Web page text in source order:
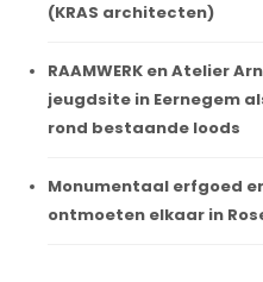
(KRAS architecten)
RAAMWERK en Atelier
jeugdsite in Eernegem
rond bestaande loods
Monumentaal erfgoed
ontmoeten elkaar in